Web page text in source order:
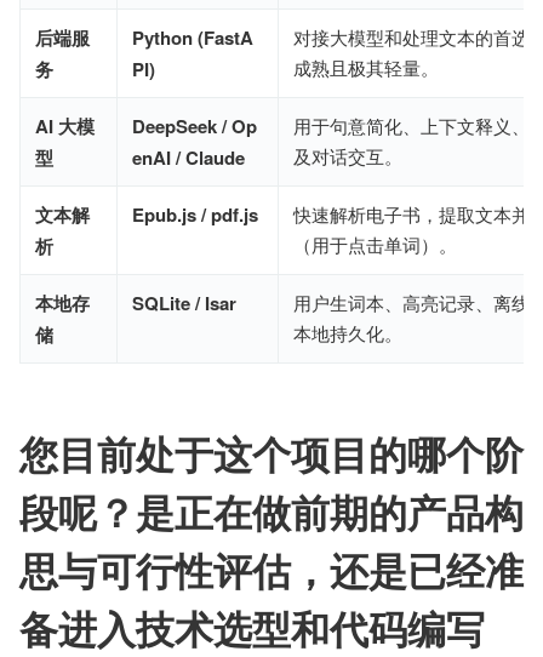
后端服
务
Python (FastA
PI)
对接大模型和处理文本的首选
成熟且极其轻量。
AI 大模
型
DeepSeek / Op
enAI / Claude
用于句意简化、上下文释义、
及对话交互。
文本解
析
Epub.js / pdf.js
快速解析电子书，提取文本并
（用于点击单词）。
本地存
储
SQLite / Isar
用户生词本、高亮记录、离线
本地持久化。
您目前处于这个项目的哪个阶
段呢？是正在做前期的产品构
思与可行性评估，还是已经准
备进入技术选型和代码编写